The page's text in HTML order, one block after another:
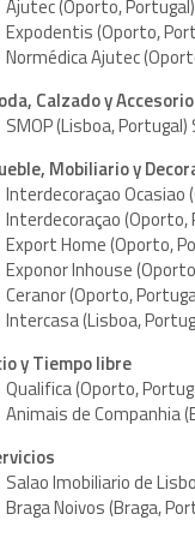
(Oporto,
(Oporto,
Ajutec
Calzado y
(Lisboa,
Mobiliario y
Ocasiao
(Oporto,
Home (Oporto,
Inhouse
(Oporto,
(Lisboa,
y Tiempo libre
(Oporto,
de Companhia
Imobiliario de
Noivos (Braga,